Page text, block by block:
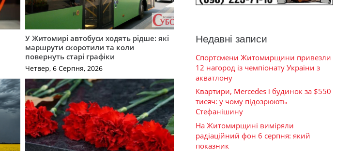
У Житомирі автобуси ходять рідше: які
маршрути скоротили та коли
повернуть старі графіки
Четвер, 6 Серпня, 2026
Недавні записи
Спортсмени Житомирщини привезли
12 нагород із чемпіонату України з
акватлону
Квартири, Mercedes і будинок за $550
тисяч: у чому підозрюють
Стефанішину
На Житомирщині виміряли
радіаційний фон 6 серпня: який
показник